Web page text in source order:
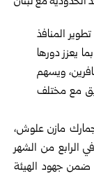
المنافذ
يعزز دورها
ويسهم
مع مختلف
مازن علوش،
الرابع من الشهر
ضمن جهود الهيئة